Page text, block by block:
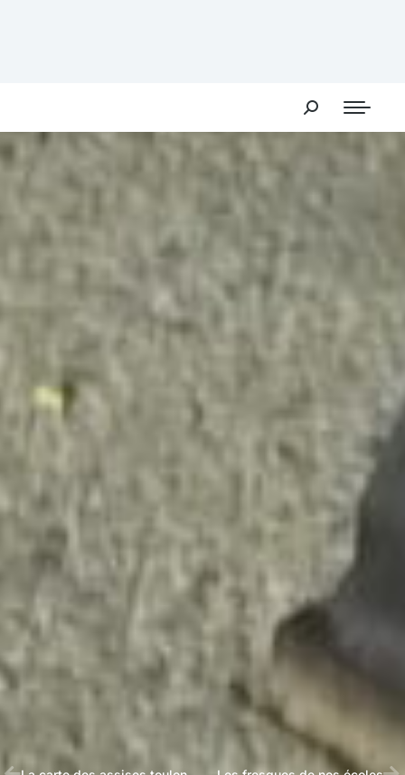
Les fresques de nos écoles
Les bancs de nos écoles toulonnaises, décorés par les
élèves de primaire et de maternelle avec l’aide de Robin
des Bancs, au cours d’interventions soutenues par la
mairie de Toulon et les cités éducatives.